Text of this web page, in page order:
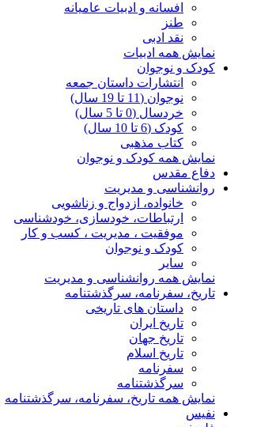
افسانه و ادبیات عامیانه
طنز
نقد ادبی
نمایش همه ادبیات
کودک و نوجوان
انتشارات داستان جمعه
نوجوان (11 تا 19 سال)
خردسال (0 تا 5 سال)
کودک (6 تا 10 سال)
کتاب مذهبی
نمایش همه کودک و نوجوان
دفاع مقدس
روانشناسی و مدیریت
خانواده، ازدواج و زناشویی
ارتباطات، خودسازی، خودشناسی
موفقیت ، مدیریت ، کسب و کار
کودک و نوجوان
سایر
نمایش همه روانشناسی و مدیریت
تاریخ، سفرنامه، سرگذشتنامه
داستان های تاریخی
تاریخ ایران
تاریخ جهان
تاریخ اسلام
سفرنامه
سرگذشتنامه
نمایش همه تاریخ، سفرنامه، سرگذشتنامه
نفیس